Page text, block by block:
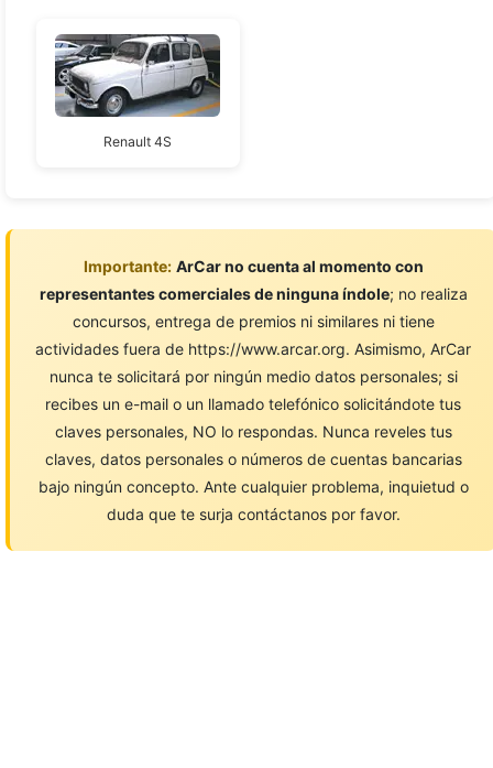
Renault 4S
Importante: ArCar no cuenta al momento con
representantes comerciales de ninguna índole; no realiza
concursos, entrega de premios ni similares ni tiene
actividades fuera de https://www.arcar.org. Asimismo, ArCar
nunca te solicitará por ningún medio datos personales; si
recibes un e-mail o un llamado telefónico solicitándote tus
claves personales, NO lo respondas. Nunca reveles tus
claves, datos personales o números de cuentas bancarias
bajo ningún concepto. Ante cualquier problema, inquietud o
duda que te surja contáctanos por favor.